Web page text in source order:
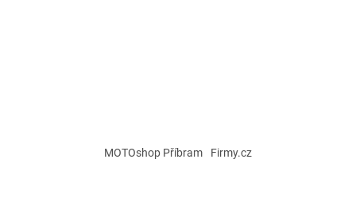
MOTOshop Příbram Firmy.cz